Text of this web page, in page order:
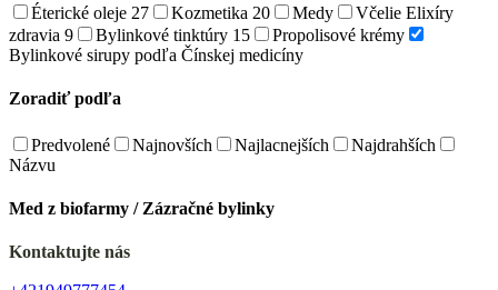
Éterické oleje 27 Kozmetika 20 Medy
Včelie Elixíry
zdravia 9 Bylinkové tinktúry 15
Propolisové krémy
Bylinkové sirupy podľa Čínskej medicíny
Zoradiť podľa
Predvolené Najnovších Najlacnejších
Najdrahších
Názvu
Med z biofarmy / Zázračné bylinky
Kontaktujte nás